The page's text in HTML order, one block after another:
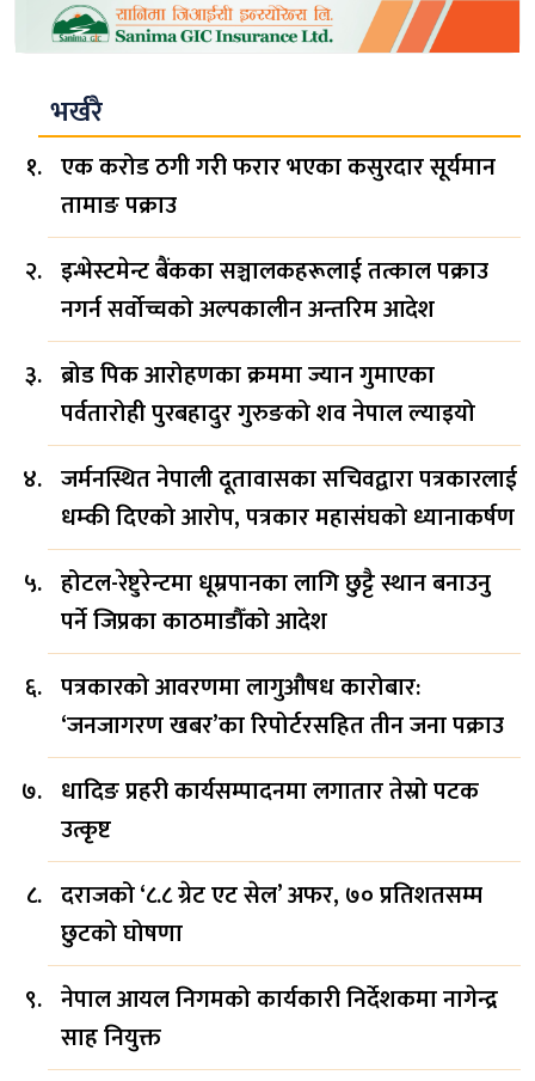
भर्खरै
एक करोड ठगी गरी फरार भएका कसुरदार सूर्यमान
तामाङ पक्राउ
इन्भेस्टमेन्ट बैंकका सञ्चालकहरूलाई तत्काल पक्राउ
नगर्न सर्वोच्चको अल्पकालीन अन्तरिम आदेश
ब्रोड पिक आरोहणका क्रममा ज्यान गुमाएका
पर्वतारोही पुरबहादुर गुरुङको शव नेपाल ल्याइयो
जर्मनस्थित नेपाली दूतावासका सचिवद्वारा पत्रकारलाई
धम्की दिएको आरोप, पत्रकार महासंघको ध्यानाकर्षण
होटल-रेष्टुरेन्टमा धूम्रपानका लागि छुट्टै स्थान बनाउनु
पर्ने जिप्रका काठमाडौँको आदेश
पत्रकारको आवरणमा लागुऔषध कारोबार:
‘जनजागरण खबर’का रिपोर्टरसहित तीन जना पक्राउ
धादिङ प्रहरी कार्यसम्पादनमा लगातार तेस्रो पटक
उत्कृष्ट
दराजको ‘८.८ ग्रेट एट सेल’ अफर, ७० प्रतिशतसम्म
छुटको घोषणा
नेपाल आयल निगमको कार्यकारी निर्देशकमा नागेन्द्र
साह नियुक्त